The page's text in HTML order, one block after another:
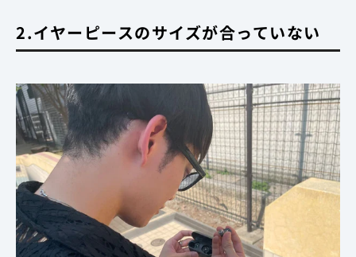
2.イヤーピースのサイズが合っていない